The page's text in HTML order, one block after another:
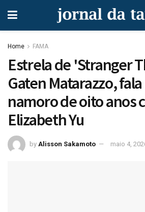
Home FAMA
Estrela de 'Stranger
Gaten Matarazzo,
namoro de oito anos
Elizabeth Yu
by Alisson Sakamoto maio 4,